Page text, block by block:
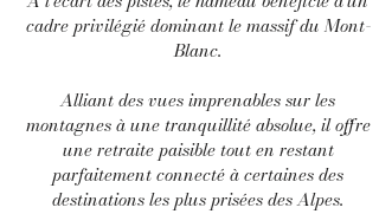
cadre privilégié dominant le massif du Mont-
Blanc.
Alliant des vues imprenables sur les
montagnes à une tranquillité absolue, il offre
une retraite paisible tout en restant
parfaitement connecté à certaines des
destinations les plus prisées des Alpes.